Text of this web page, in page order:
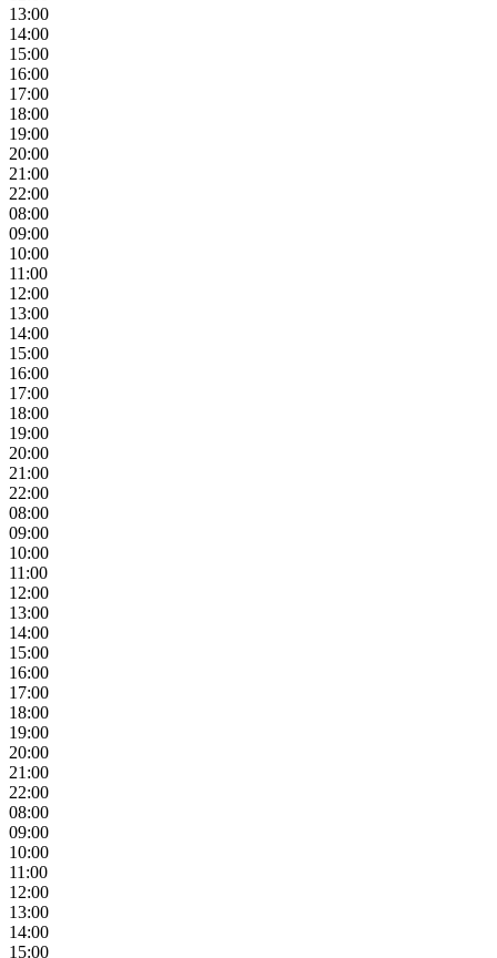
13:00
14:00
15:00
16:00
17:00
18:00
19:00
20:00
21:00
22:00
08:00
09:00
10:00
11:00
12:00
13:00
14:00
15:00
16:00
17:00
18:00
19:00
20:00
21:00
22:00
08:00
09:00
10:00
11:00
12:00
13:00
14:00
15:00
16:00
17:00
18:00
19:00
20:00
21:00
22:00
08:00
09:00
10:00
11:00
12:00
13:00
14:00
15:00